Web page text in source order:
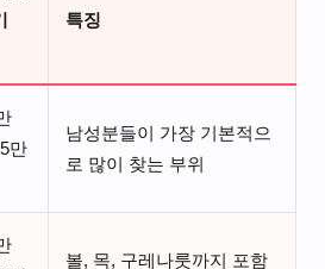
특징
만
남성분들이 가장 기본적으
로 많이 찾는 부위
볼, 목, 구레나룻까지 포함